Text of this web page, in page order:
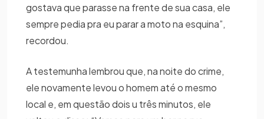
gostava que parasse na frente de sua casa, ele
sempre pedia pra eu parar a moto na esquina”,
recordou.
A testemunha lembrou que, na noite do crime,
ele novamente levou o homem até o mesmo
local e, em questão dois u três minutos, ele